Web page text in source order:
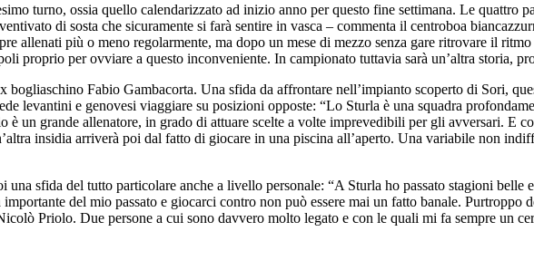
turno, ossia quello calendarizzato ad inizio anno per questo fine settimana. Le quattro
di sosta che sicuramente si farà sentire in vasca – commenta il centroboa
allenati più o meno regolarmente, ma dopo un mese di mezzo senza gare ritrovare il
proprio per ovviare a questo inconveniente. In campionato tuttavia sarà un’altra storia,
Fabio Gambacorta. Una sfida da affrontare nell’impianto scoperto di Sori,
levantini e genovesi viaggiare su posizioni opposte: “Lo Sturla è una squadra
un grande allenatore, in grado di attuare scelte a volte imprevedibili per gli avversari. E
insidia arriverà poi dal fatto di giocare in una piscina all’aperto. Una variabile non
sfida del tutto particolare anche a livello personale: “A Sturla ho passato stagioni
del mio passato e giocarci contro non può essere mai un fatto banale.
Priolo. Due persone a cui sono davvero molto legato e con le quali mi fa sempre un